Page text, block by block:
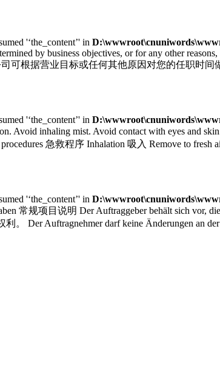
'‘the_content’' in
by business objectives, or for any other
司可根据营业目标或任何其他原因对您的任职时
'‘the_content’' in
Avoid inhaling mist. Avoid contact with eyes and
急救程序 Inhalation 吸入 Remove to fresh
'‘the_content’' in
常规项目说明 Der Auftraggeber behält sich vor,
Der Auftragnehmer darf keine Änderungen an der